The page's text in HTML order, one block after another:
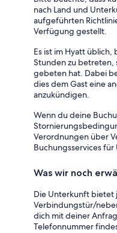
nach Land und
aufgeführten
Verfügung gestellt.
Es ist im Hyatt
Stunden zu betreten,
gebeten hat. Dabei
dies dem Gast eine
anzukündigen.
Wenn du deine
Verordnungen über
Buchungsservices
Was wir noch
Die Unterkunft bietet
Verbindungstür/
dich mit deiner
Telefonnummer